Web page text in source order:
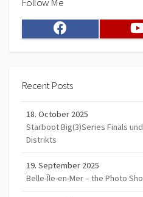
Facebook
Recent Posts
18. October 2025
Starboot Big(3)Series Finals
Distrikts
19. September 2025
Belle-Île-en-Mer – the Photo